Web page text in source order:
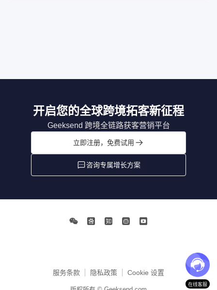
开启您的全球跨境拓客新征程
Geeksend 跨境全链路获客营销平台
立即注册，免费试用
咨询专属增长方案
服务条款 隐私政策 Cookie 设置
在线客服